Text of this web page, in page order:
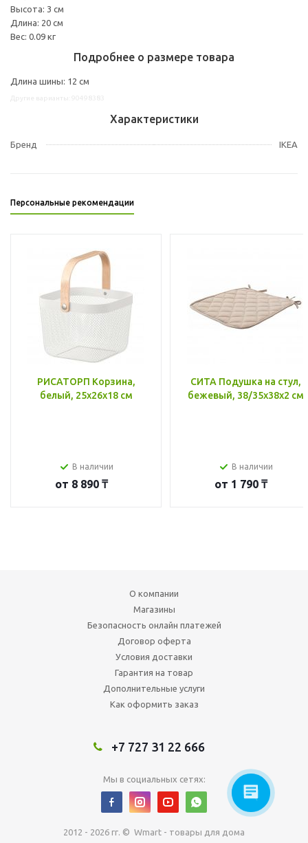
Высота: 3 см
Длина: 20 см
Вес: 0.09 кг
Подробнее о размере товара
Длина шины: 12 см
Характеристики
Бренд IKEA
Персональные рекомендации
РИСАТОРП Корзина,
белый, 25x26x18 см
В наличии
от 8 890 ₸
СИТА Подушка на стул,
бежевый, 38/35x38x2 см
В наличии
от 1 790 ₸
О компании
Магазины
Безопасность онлайн платежей
Договор оферта
Условия доставки
Гарантия на товар
Дополнительные услуги
Как оформить заказ
+7 727 31 22 666
Мы в социальных сетях:
2012 - 2026 гг. © Wmart - товары для дома